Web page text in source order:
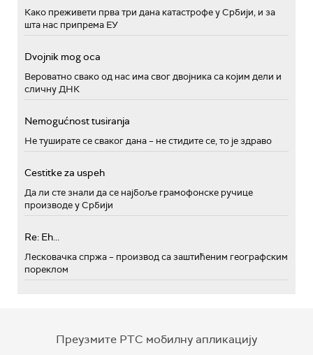
Како преживети прва три дана катастрофе у Србији, и за
шта нас припрема ЕУ
Dvojnik mog oca
Вероватно свако од нас има свог двојника са којим дели и
сличну ДНК
Nemogućnost tusiranja
Не туширате се сваког дана – не стидите се, то је здраво
Cestitke za uspeh
Да ли сте знали да се најбоље грамофонске ручице
производе у Србији
Re: Eh...
Лесковачка спржа – производ са заштићеним географским
пореклом
Преузмите РТС мобилну апликацију